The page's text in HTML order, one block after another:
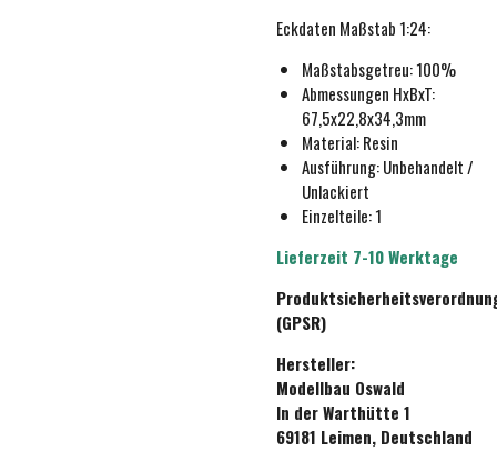
Eckdaten Maßstab 1:24:
Maßstabsgetreu:100%
Abmessungen HxBxT:
67,5x22,8x34,3mm
Material: Resin
Ausführung:Unbehandelt /
Unlackiert
Einzelteile: 1
Lieferzeit 7-10 Werktage
(GPSR)
Hersteller:
Modellbau Oswald
In der Warthütte 1
69181 Leimen, Deutschland